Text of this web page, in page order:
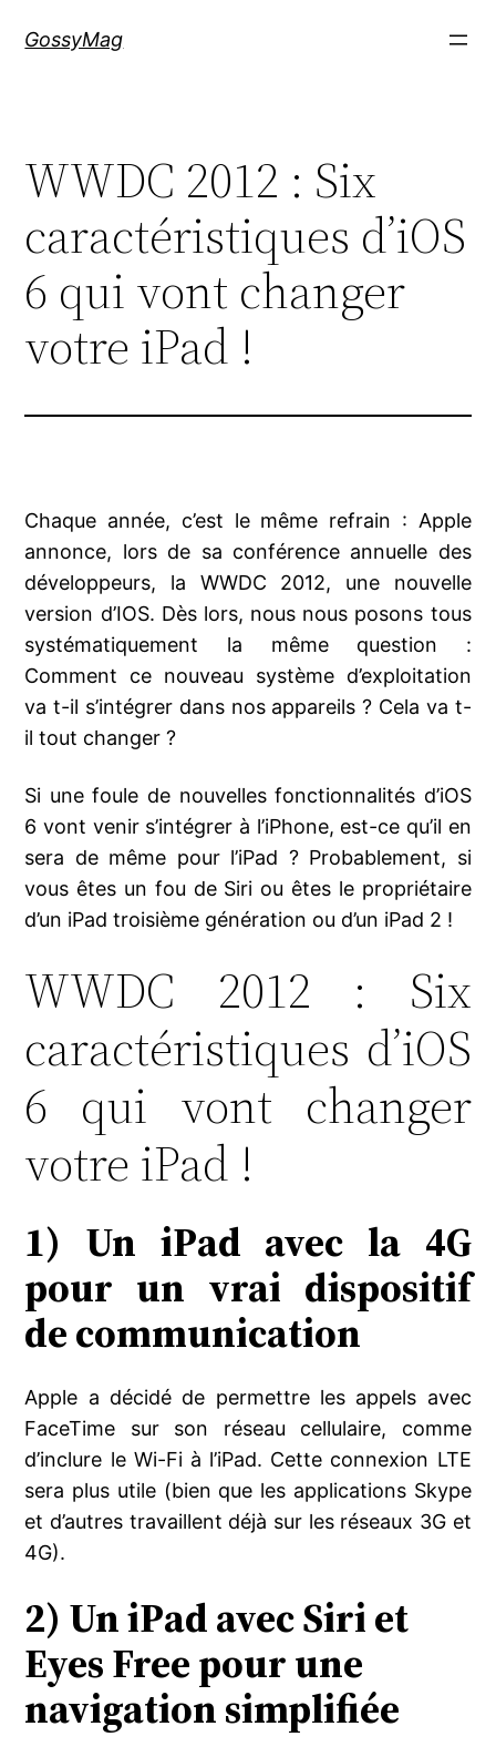
GossyMag
WWDC 2012 : Six
caractéristiques d’iOS
6 qui vont changer
votre iPad !
Chaque année, c’est le même refrain : Apple
annonce, lors de sa conférence annuelle des
développeurs, la WWDC 2012, une nouvelle
version d’IOS. Dès lors, nous nous posons tous
systématiquement la même question :
Comment ce nouveau système d’exploitation
va t-il s’intégrer dans nos appareils ? Cela va t-
il tout changer ?
Si une foule de nouvelles fonctionnalités d’iOS
6 vont venir s’intégrer à l’iPhone, est-ce qu’il en
sera de même pour l’iPad ? Probablement, si
vous êtes un fou de Siri ou êtes le propriétaire
d’un iPad troisième génération ou d’un iPad 2 !
WWDC 2012 : Six
caractéristiques d’iOS
6 qui vont changer
votre iPad !
1) Un iPad avec la 4G
pour un vrai dispositif
de communication
Apple a décidé de permettre les appels avec
FaceTime sur son réseau cellulaire, comme
d’inclure le Wi-Fi à l’iPad. Cette connexion LTE
sera plus utile (bien que les applications Skype
et d’autres travaillent déjà sur les réseaux 3G et
4G).
2) Un iPad avec Siri et
Eyes Free pour une
navigation simplifiée